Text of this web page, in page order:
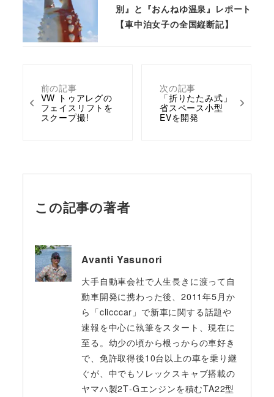
前の記事
VW トゥアレグの
フェイスリフトを
スクープ撮!
次の記事
「折りたたみ式」
省スペース小型
EVを開発
別』と『おんねゆ温泉』レポート
【車中泊女子の全国縦断記】
この記事の著者
Avanti Yasunori
大手自動車会社で人生長きに渡って自
動車開発に携わった後、2011年5月か
ら「clicccar」で新車に関する話題や
速報を中心に執筆をスタート、現在に
至る。幼少の頃から根っからの車好き
で、免許取得後10台以上の車を乗り継
ぐが、中でもソレックスキャブ搭載の
ヤマハ製2T‐Gエンジンを積むTA22型